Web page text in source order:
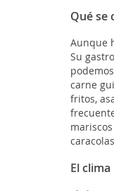
Qué se
Aunque
Su
carne
fritos,
El clima